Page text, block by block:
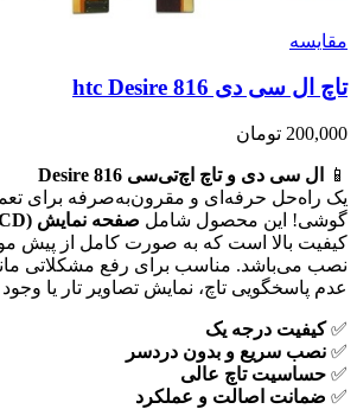
مقايسه
تاچ ال سی دی htc Desire 816
200,000 تومان
📱
ال سی دی و تاچ اچ‌تی‌سی Desire 816
یک راه‌حل حرفه‌ای و مقرون‌به‌صرفه برای
گوشی! این محصول شامل صفحه نمایش (LCD) و تاچ (Digitizer)
کیفیت بالا است که به صورت کامل از پیش
نصب می‌باشد. مناسب برای رفع مشکلاتی
عدم پاسخگویی تاچ، نمایش تصاویر تار یا
✅کیفیت درجه یک
✅ نصب سریع و بدون دردسر
✅ حساسیت تاچ عالی
✅ ضمانت اصالت و عملکرد